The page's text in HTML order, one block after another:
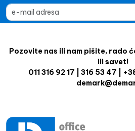
Pozovite nas ili nam pišite, rado
ili savet!
011 316 92 17 | 316 53 47 |